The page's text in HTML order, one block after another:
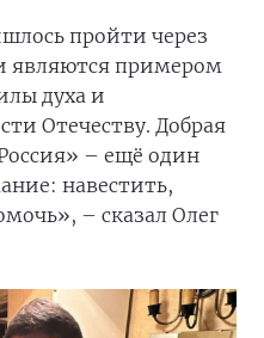
пройти через
являются примером
духа и
Отечеству. Добрая
– ещё один
навестить,
– сказал Олег